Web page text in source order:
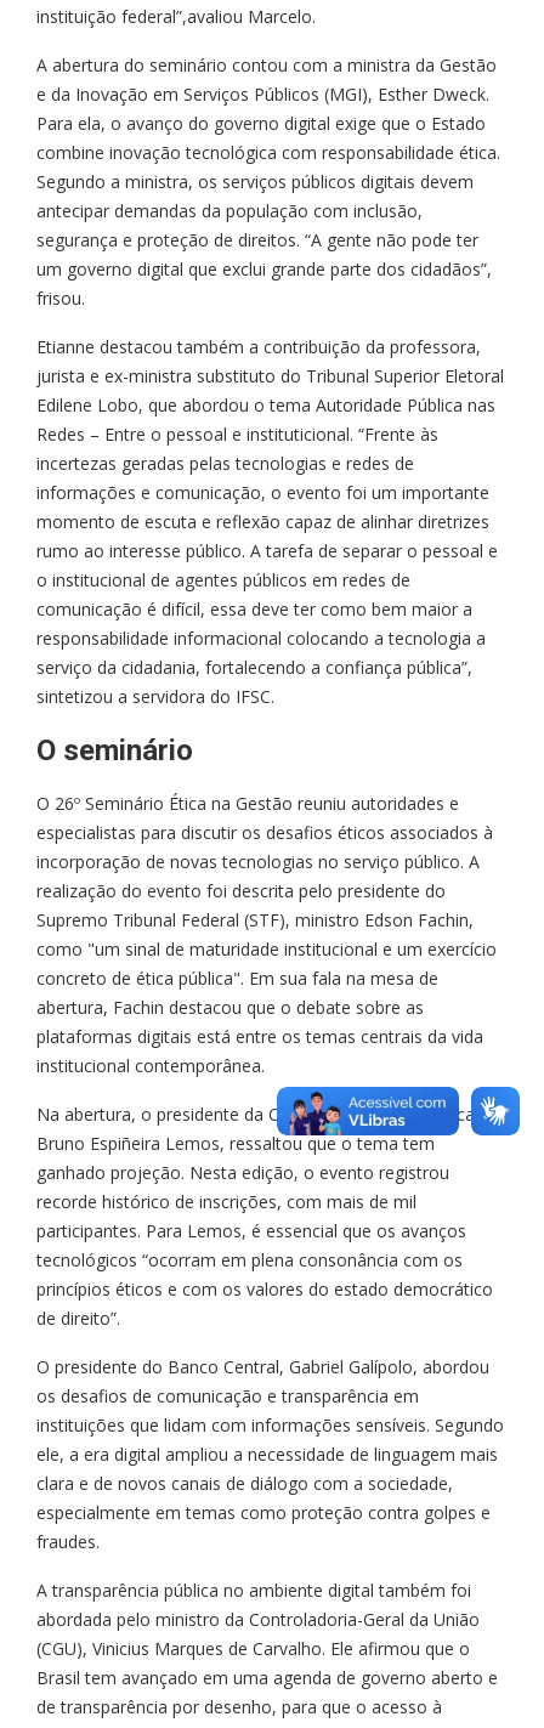
instituição federal”,avaliou Marcelo.
A abertura do seminário contou com a ministra da Gestão
e da Inovação em Serviços Públicos (MGI), Esther Dweck.
Para ela, o avanço do governo digital exige que o Estado
combine inovação tecnológica com responsabilidade ética.
Segundo a ministra, os serviços públicos digitais devem
antecipar demandas da população com inclusão,
segurança e proteção de direitos. “A gente não pode ter
um governo digital que exclui grande parte dos cidadãos”,
frisou.
Etianne destacou também a contribuição da professora,
jurista e ex-ministra substituto do Tribunal Superior Eletoral
Edilene Lobo, que abordou o tema Autoridade Pública nas
Redes – Entre o pessoal e instituticional. “Frente às
incertezas geradas pelas tecnologias e redes de
informações e comunicação, o evento foi um importante
momento de escuta e reflexão capaz de alinhar diretrizes
rumo ao interesse público. A tarefa de separar o pessoal e
o institucional de agentes públicos em redes de
comunicação é difícil, essa deve ter como bem maior a
responsabilidade informacional colocando a tecnologia a
serviço da cidadania, fortalecendo a confiança pública”,
sintetizou a servidora do IFSC.
O seminário
O 26º Seminário Ética na Gestão reuniu autoridades e
especialistas para discutir os desafios éticos associados à
incorporação de novas tecnologias no serviço público. A
realização do evento foi descrita pelo presidente do
Supremo Tribunal Federal (STF), ministro Edson Fachin,
como "um sinal de maturidade institucional e um exercício
concreto de ética pública". Em sua fala na mesa de
abertura, Fachin destacou que o debate sobre as
plataformas digitais está entre os temas centrais da vida
institucional contemporânea.
Na abertura, o presidente da Comissão de Ética Pública,
Bruno Espiñeira Lemos, ressaltou que o tema tem
ganhado projeção. Nesta edição, o evento registrou
recorde histórico de inscrições, com mais de mil
participantes. Para Lemos, é essencial que os avanços
tecnológicos “ocorram em plena consonância com os
princípios éticos e com os valores do estado democrático
de direito”.
O presidente do Banco Central, Gabriel Galípolo, abordou
os desafios de comunicação e transparência em
instituições que lidam com informações sensíveis. Segundo
ele, a era digital ampliou a necessidade de linguagem mais
clara e de novos canais de diálogo com a sociedade,
especialmente em temas como proteção contra golpes e
fraudes.
A transparência pública no ambiente digital também foi
abordada pelo ministro da Controladoria-Geral da União
(CGU), Vinicius Marques de Carvalho. Ele afirmou que o
Brasil tem avançado em uma agenda de governo aberto e
de transparência por desenho, para que o acesso à